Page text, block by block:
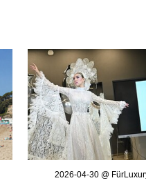
2026-04-30 @